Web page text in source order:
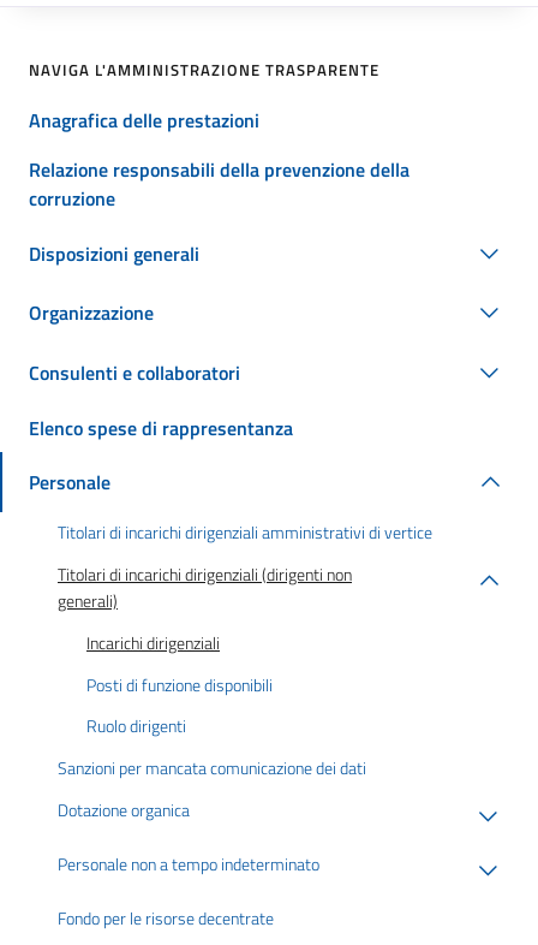
NAVIGA L'AMMINISTRAZIONE TRASPARENTE
Anagrafica delle prestazioni
Relazione responsabili della prevenzione della
corruzione
Disposizioni generali
Organizzazione
Consulenti e collaboratori
Elenco spese di rappresentanza
Personale
Titolari di incarichi dirigenziali amministrativi di vertice
Titolari di incarichi dirigenziali (dirigenti non
generali)
Incarichi dirigenziali
Posti di funzione disponibili
Ruolo dirigenti
Sanzioni per mancata comunicazione dei dati
Dotazione organica
Personale non a tempo indeterminato
Fondo per le risorse decentrate